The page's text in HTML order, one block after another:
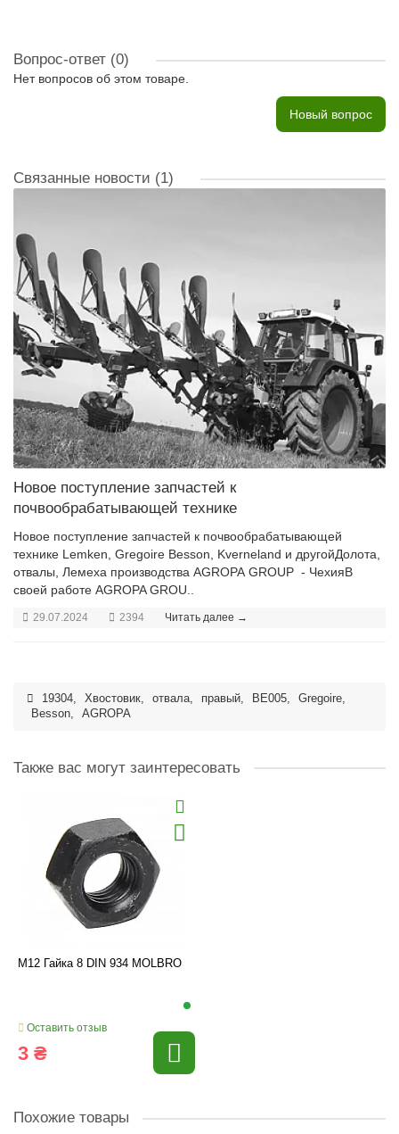
Вопрос-ответ (0)
Нет вопросов об этом товаре.
Новый вопрос
Связанные новости (1)
Новое поступление запчастей к
почвообрабатывающей технике
Новое поступление запчастей к почвообрабатывающей
технике Lemken, Gregoire Besson, Kverneland и другойДолота,
отвалы, Лемеха производства AGROPA GROUP - ЧехияВ
своей работе AGROPA GROU..
29.07.2024 2394 Читать далее →
19304 Хвостовик отвала правый BE005 Gregoire
Besson
AGROPA
Также вас могут заинтересовать
M12 Гайка 8 DIN 934 MOLBRO
Оставить отзыв
3 ₴
Похожие товары